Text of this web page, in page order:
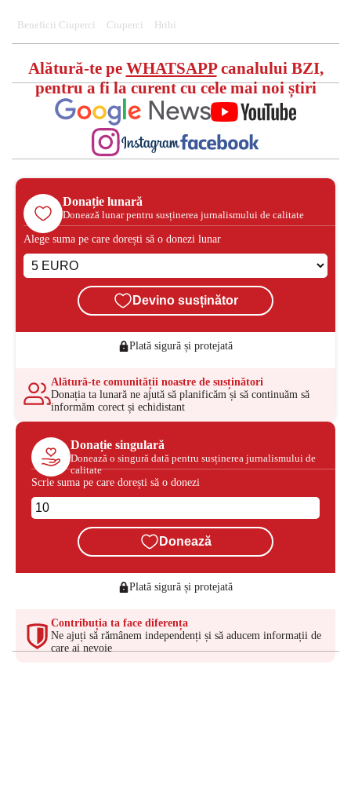
Beneficii Ciuperci Ciuperci Hribi
Alătură-te pe WHATSAPPcanalului BZI,
pentru a fi la curent cu cele mai noi știri
Donație lunară
Donează lunar pentru susținerea jurnalismului de calitate
Alege suma pe care dorești să o donezi lunar
Devino susținător
Plată sigură și protejată
Alătură-te comunității noastre de susținători
Donația ta lunară ne ajută să planificăm și să continuăm să
informăm corect și echidistant
Donație singulară
Donează o singură dată pentru susținerea jurnalismului de
calitate
Scrie suma pe care dorești să o donezi
Donează
Plată sigură și protejată
Contribuția ta face diferența
Ne ajuți să rămânem independenți și să aducem informații de
care ai nevoie